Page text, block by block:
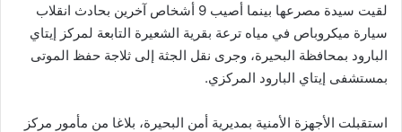
لقيت سيدة مصرعها بينما أصيب 9 أشخاص آخرين بحادث انقلاب
سيارة ميكروباص في مياه ترعة بقرية الشعيرة التابعة لمركز إيتاي
البارود بمحافظة البحيرة، وجرى نقل الجثة إلى ثلاجة حفظ الموتى
بمستشفى إيتاي البارود المركزي.
استقبلت الأجهزة الأمنية بمديرية أمن البحيرة، بلاغا من مأمور مركز